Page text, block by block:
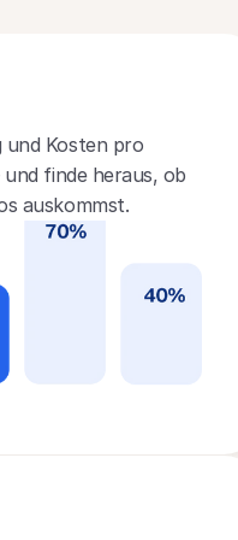
und Kosten pro
und finde heraus, ob
auskommst.